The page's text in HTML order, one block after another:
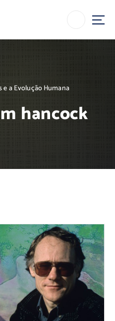
e a Evolução Humana
hancock